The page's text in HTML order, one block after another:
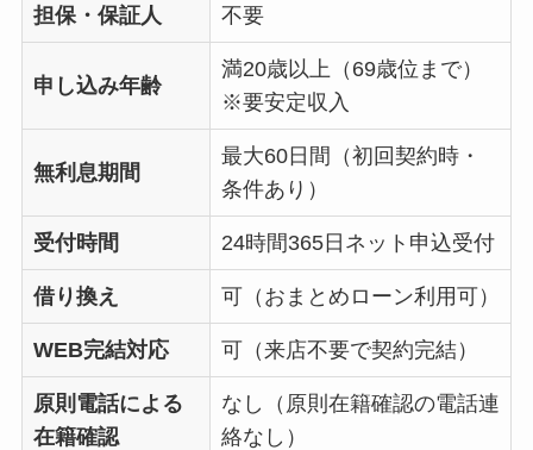
担保・保証人 不要
申し込み年齢
満20歳以上（69歳位まで）
※要安定収入
無利息期間
最大60日間（初回契約時・
条件あり）
受付時間 24時間365日ネット申込受付
借り換え 可（おまとめローン利用可）
WEB完結対応 可（来店不要で契約完結）
原則電話による
在籍確認
なし（原則在籍確認の電話連
絡なし）